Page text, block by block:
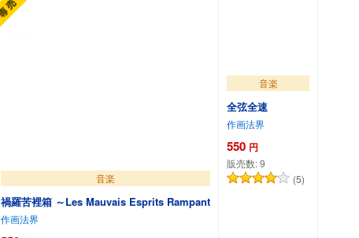
音楽
禍羅苦裡箱 ～Les Mauvais Esprits Rampant
作画法界
音楽
全弦全速
作画法界
550 円
販売数:9
(5)